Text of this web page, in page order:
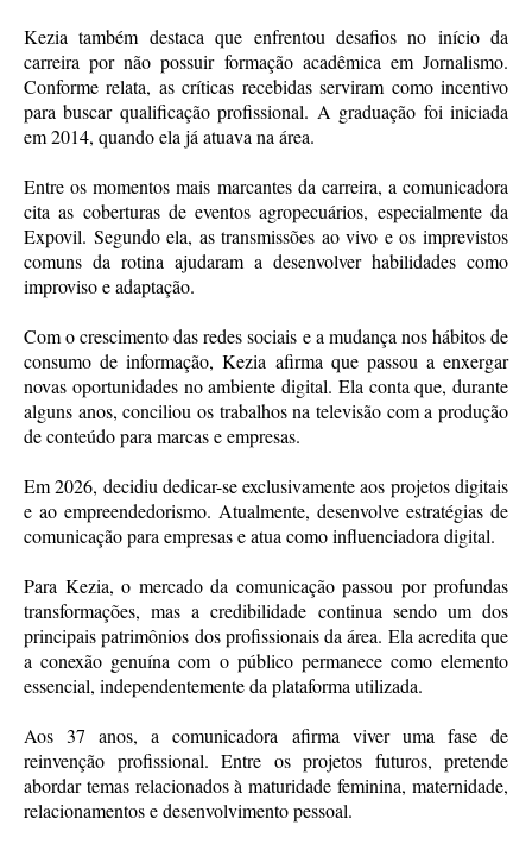
Kezia também destaca que enfrentou desafios no início da
carreira por não possuir formação acadêmica em Jornalismo.
Conforme relata, as críticas recebidas serviram como incentivo
para buscar qualificação profissional. A graduação foi iniciada
em 2014, quando ela já atuava na área.
Entre os momentos mais marcantes da carreira, a comunicadora
cita as coberturas de eventos agropecuários, especialmente da
Expovil. Segundo ela, as transmissões ao vivo e os imprevistos
comuns da rotina ajudaram a desenvolver habilidades como
improviso e adaptação.
Com o crescimento das redes sociais e a mudança nos hábitos de
consumo de informação, Kezia afirma que passou a enxergar
novas oportunidades no ambiente digital. Ela conta que, durante
alguns anos, conciliou os trabalhos na televisão com a produção
de conteúdo para marcas e empresas.
Em 2026, decidiu dedicar-se exclusivamente aos projetos digitais
e ao empreendedorismo. Atualmente, desenvolve estratégias de
comunicação para empresas e atua como influenciadora digital.
Para Kezia, o mercado da comunicação passou por profundas
transformações, mas a credibilidade continua sendo um dos
principais patrimônios dos profissionais da área. Ela acredita que
a conexão genuína com o público permanece como elemento
essencial, independentemente da plataforma utilizada.
Aos 37 anos, a comunicadora afirma viver uma fase de
reinvenção profissional. Entre os projetos futuros, pretende
abordar temas relacionados à maturidade feminina, maternidade,
relacionamentos e desenvolvimento pessoal.